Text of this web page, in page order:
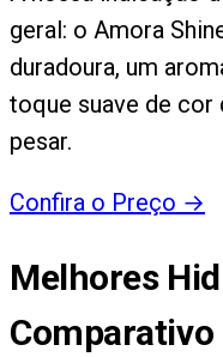
geral: o Amora
duradoura, um
toque suave de cor
pesar.
Confira o Preço →
Melhores
Comparativo